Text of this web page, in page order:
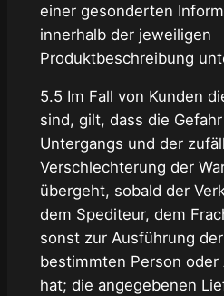
einer gesonderten
innerhalb der jeweiligen
Produktbeschreibung
5.5 Im Fall von Kunden
sind, gilt, dass die
Untergangs und der
Verschlechterung der
übergeht, sobald der
dem Spediteur, dem
sonst zur Ausführung
bestimmten Person
hat; die angegebenen